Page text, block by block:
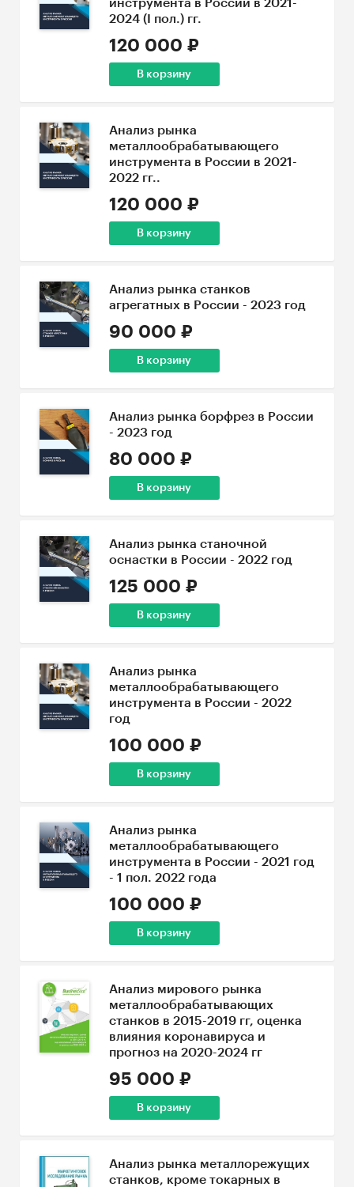
инструмента в России в 2021-
2024 (I пол.) гг.
120 000 ₽
В корзину
Анализ рынка
металлообрабатывающего
инструмента в России в 2021-
2022 гг..
120 000 ₽
В корзину
Анализ рынка станков
агрегатных в России - 2023 год
90 000 ₽
В корзину
Анализ рынка борфрез в России
- 2023 год
80 000 ₽
В корзину
Анализ рынка станочной
оснастки в России - 2022 год
125 000 ₽
В корзину
Анализ рынка
металлообрабатывающего
инструмента в России - 2022
год
100 000 ₽
В корзину
Анализ рынка
металлообрабатывающего
инструмента в России - 2021 год
- 1 пол. 2022 года
100 000 ₽
В корзину
Анализ мирового рынка
металлообрабатывающих
станков в 2015-2019 гг, оценка
влияния коронавируса и
прогноз на 2020-2024 гг
95 000 ₽
В корзину
Анализ рынка металлорежущих
станков, кроме токарных в